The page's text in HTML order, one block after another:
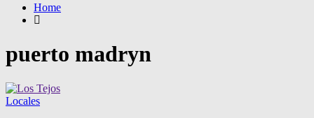
Home
puerto madryn
Locales